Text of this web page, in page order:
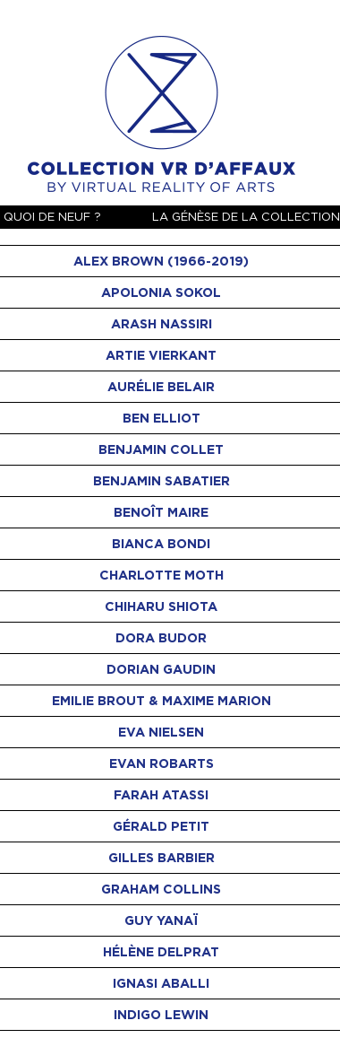
QUOI DE NEUF ? LA GÉNÈSE DE LA COLLECTION
ALEX BROWN (1966-2019)
APOLONIA SOKOL
ARASH NASSIRI
ARTIE VIERKANT
AURÉLIE BELAIR
BEN ELLIOT
BENJAMIN COLLET
BENJAMIN SABATIER
BENOÎT MAIRE
BIANCA BONDI
CHARLOTTE MOTH
CHIHARU SHIOTA
DORA BUDOR
DORIAN GAUDIN
EMILIE BROUT & MAXIME MARION
EVA NIELSEN
EVAN ROBARTS
FARAH ATASSI
GÉRALD PETIT
GILLES BARBIER
GRAHAM COLLINS
GUY YANAÏ
HÉLÈNE DELPRAT
IGNASI ABALLI
INDIGO LEWIN